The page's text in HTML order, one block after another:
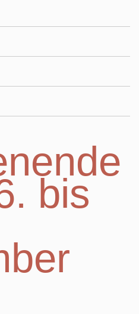
bis